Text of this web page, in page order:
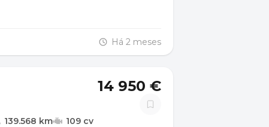
Há 2 meses
14 950 €
139.568 km 109 cv